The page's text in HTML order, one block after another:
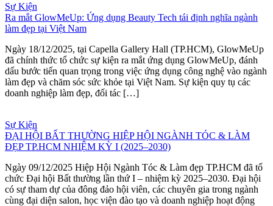
Sự Kiện
Ra mắt GlowMeUp: Ứng dụng Beauty Tech tái định nghĩa ngành
làm đẹp tại Việt Nam
Ngày 18/12/2025, tại Capella Gallery Hall (TP.HCM), GlowMeUp
đã chính thức tổ chức sự kiện ra mắt ứng dụng GlowMeUp, đánh
dấu bước tiến quan trọng trong việc ứng dụng công nghệ vào ngành
làm đẹp và chăm sóc sức khỏe tại Việt Nam. Sự kiện quy tụ các
doanh nghiệp làm đẹp, đối tác […]
Sự Kiện
ĐẠI HỘI BẤT THƯỜNG HIỆP HỘI NGÀNH TÓC & LÀM
ĐẸP TP.HCM NHIỆM KỲ I (2025–2030)
Ngày 09/12/2025 Hiệp Hội Ngành Tóc & Làm đẹp TP.HCM đã tổ
chức Đại hội Bất thường lần thứ I – nhiệm kỳ 2025–2030. Đại hội
có sự tham dự của đông đảo hội viên, các chuyên gia trong ngành
cùng đại diện salon, học viện đào tạo và doanh nghiệp hoạt động